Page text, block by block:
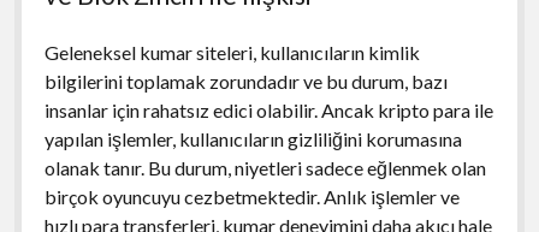
Geleneksel kumar siteleri, kullanıcıların kimlik
bilgilerini toplamak zorundadır ve bu durum, bazı
insanlar için rahatsız edici olabilir. Ancak kripto para ile
yapılan işlemler, kullanıcıların gizliliğini korumasına
olanak tanır. Bu durum, niyetleri sadece eğlenmek olan
birçok oyuncuyu cezbetmektedir. Anlık işlemler ve
hızlı para transferleri, kumar deneyimini daha akıcı hale